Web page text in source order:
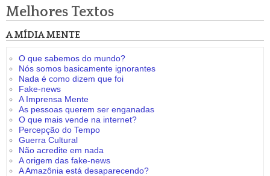
Melhores Textos
A MÍDIA MENTE
O que sabemos do mundo?
Nós somos basicamente ignorantes
Nada é como dizem que foi
Fake-news
A Imprensa Mente
As pessoas querem ser enganadas
O que mais vende na internet?
Percepção do Tempo
Guerra Cultural
Não acredite em nada
A origem das fake-news
A Amazônia está desaparecendo?